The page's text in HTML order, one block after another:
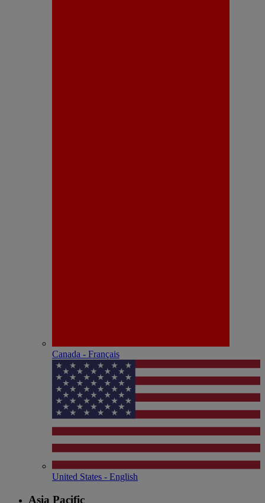
Canada - Français
United States - English
Asia Pacific